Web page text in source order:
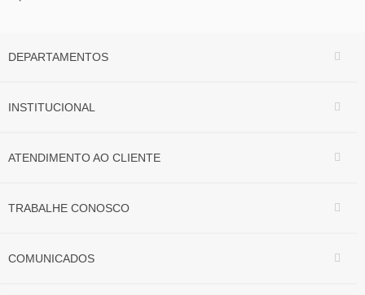
DEPARTAMENTOS
INSTITUCIONAL
ATENDIMENTO AO CLIENTE
TRABALHE CONOSCO
COMUNICADOS